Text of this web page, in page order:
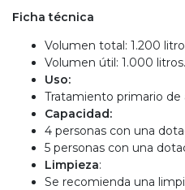
Ficha técnica
Volumen total: 1.200
Volumen útil: 1.000 litros.
Uso:
Tratamiento primario de
Capacidad:
4 personas con una
5 personas con una
Limpieza:
Se recomienda una